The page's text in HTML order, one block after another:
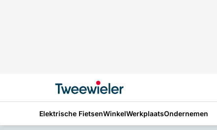
Elektrische FietsenWinkelWerkplaatsOndernemen